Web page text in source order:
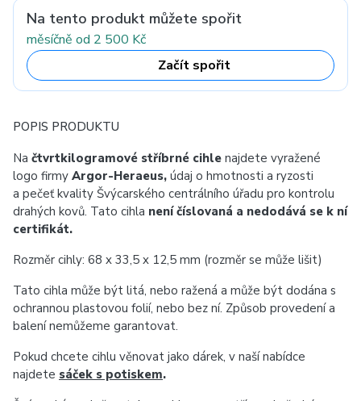
Na tento produkt můžete spořit
měsíčně od 2 500 Kč
Začít spořit
POPIS PRODUKTU
Na čtvrtkilogramové stříbrné cihle najdete vyražené
logo firmy Argor-Heraeus, údaj o hmotnosti a ryzosti
a pečeť kvality Švýcarského centrálního úřadu pro kontrolu
drahých kovů. Tato cihla není číslovaná a nedodává se k ní
certifikát.
Rozměr cihly: 68 x 33,5 x 12,5 mm (rozměr se může lišit)
Tato cihla může být litá, nebo ražená a může být dodána s
ochrannou plastovou folií, nebo bez ní. Způsob provedení a
balení nemůžeme garantovat.
Pokud chcete cihlu věnovat jako dárek, v naší nabídce
najdete sáček s potiskem.